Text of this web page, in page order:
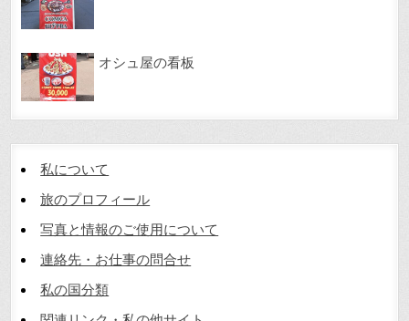
オシュ屋の看板
私について
旅のプロフィール
写真と情報のご使用について
連絡先・お仕事の問合せ
私の国分類